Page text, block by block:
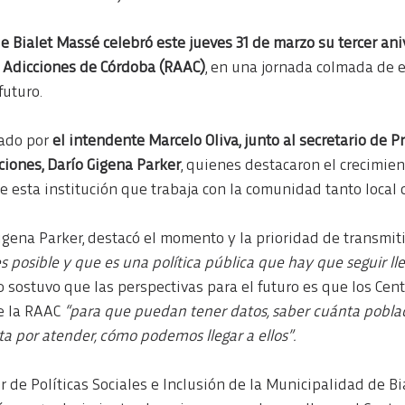
Bialet Massé celebró este jueves 31 de marzo su tercer
de Córdoba (RAAC), en una jornada colmada de
por el intendente Marcelo Oliva, junto al secretario de
Darío Gigena Parker, quienes destacaron el
esta institución que trabaja con la comunidad tanto local
Parker, destacó el momento y la prioridad de
posible y que es una política pública que hay que seguir
sostuvo que las perspectivas para el futuro es que los
RAAC “para que puedan tener datos, saber cuánta
por atender, cómo podemos llegar a ellos”.
de Políticas Sociales e Inclusión de la Municipalidad de